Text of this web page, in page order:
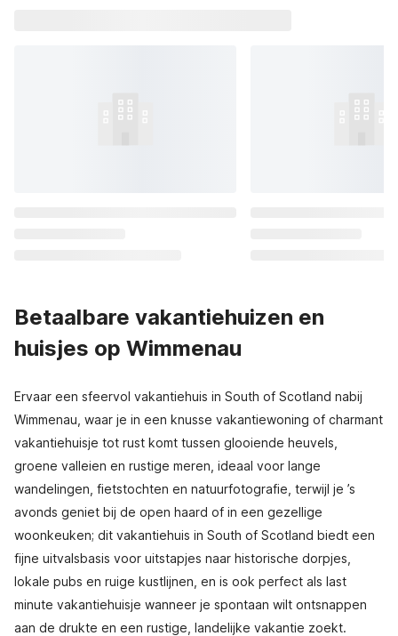
Betaalbare vakantiehuizen en
huisjes op Wimmenau
Ervaar een sfeervol vakantiehuis in South of Scotland nabij
Wimmenau, waar je in een knusse vakantiewoning of charmant
vakantiehuisje tot rust komt tussen glooiende heuvels,
groene valleien en rustige meren, ideaal voor lange
wandelingen, fietstochten en natuurfotografie, terwijl je ’s
avonds geniet bij de open haard of in een gezellige
woonkeuken; dit vakantiehuis in South of Scotland biedt een
fijne uitvalsbasis voor uitstapjes naar historische dorpjes,
lokale pubs en ruige kustlijnen, en is ook perfect als last
minute vakantiehuisje wanneer je spontaan wilt ontsnappen
aan de drukte en een rustige, landelijke vakantie zoekt.